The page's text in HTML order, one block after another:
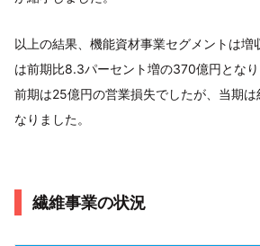
以上の結果、機能資材事業セグメントは増
は前期比8.3パーセント増の370億円となり
前期は25億円の営業損失でしたが、当期
なりました。
繊維事業の状況